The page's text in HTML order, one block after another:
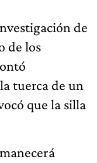
de
de los
tuerca de un
que la silla